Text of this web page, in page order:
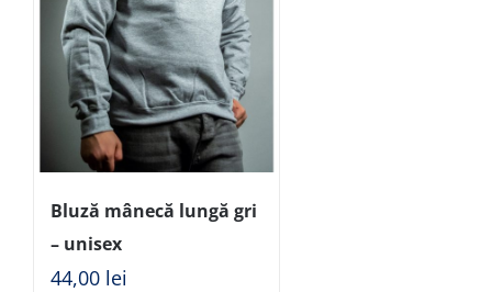
Bluză mânecă lungă gri
– unisex
44,00 lei